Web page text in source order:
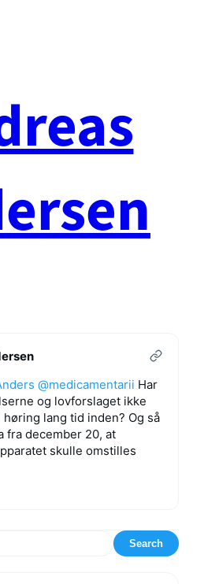
@medicamentarii Har
og lovforslaget ikke
lang tid inden? Og så
fra december 20, at
skulle omstilles
Search